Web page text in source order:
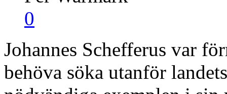
0
Johannes Schefferus var
behöva söka utanför